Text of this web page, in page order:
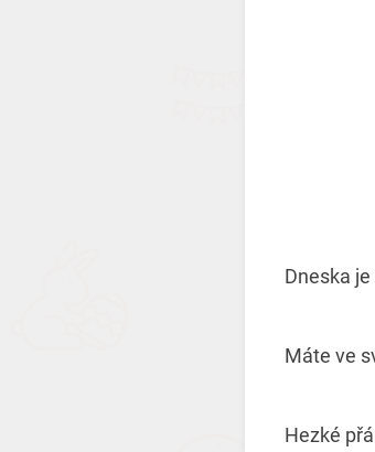
Dneska
Máte ve
Hezké